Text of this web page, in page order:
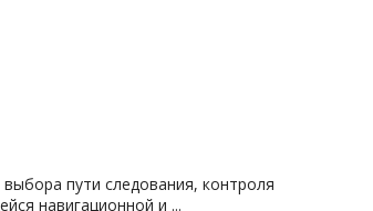
пути следования, контроля
навигационной и ...